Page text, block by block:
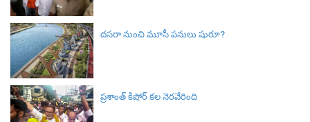
దసరా నుంచి మూసీ పనులు షురూ?
ప్రశాంత్ కిషోర్ కల నెరవేరింది